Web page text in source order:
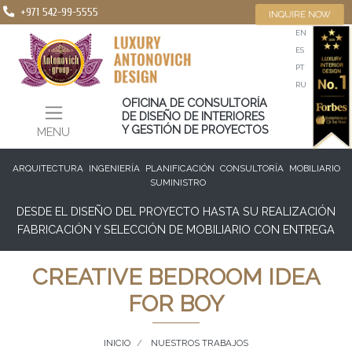
+971 542-99-5555
MENU
EN
ES
PT
RU
OFICINA DE CONSULTORÍA
DE DISEÑO DE INTERIORES
Y GESTIÓN DE PROYECTOS
INQUIRE NOW
ARQUITECTURA INGENIERÍA PLANIFICACIÓN CONSULTORÍA
MOBILIARIO
SUMINISTRO
DESDE EL DISEÑO DEL PROYECTO HASTA SU REALIZACIÓN
FABRICACIÓN Y SELECCIÓN DE MOBILIARIO CON ENTREGA
CREATIVE BEDROOM IDEA
FOR BOY
INICIO
NUESTROS TRABAJOS